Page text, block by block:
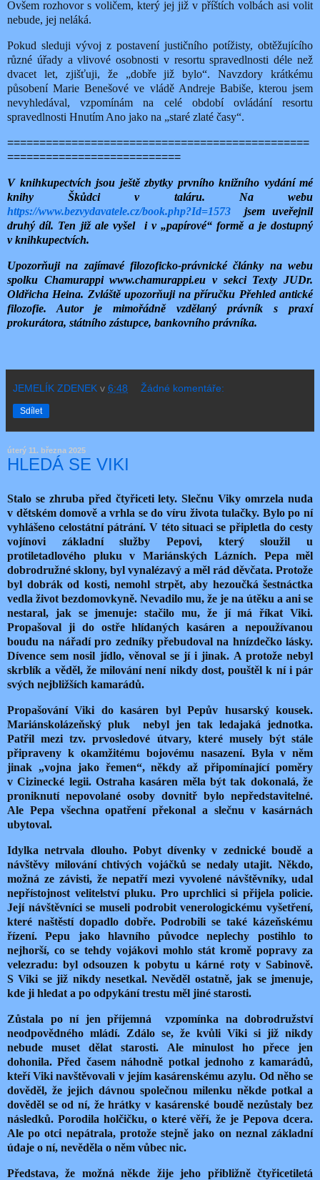
Ovšem rozhovor s voličem, který jej již v příštích volbách asi volit
nebude, jej neláká.
Pokud sleduji vývoj z postavení justičního potížisty, obtěžujícího
různé úřady a vlivové osobnosti v resortu spravedlnosti déle než
dvacet let, zjišťuji, že „dobře již bylo“. Navzdory krátkému
působení Marie Benešové ve vládě Andreje Babiše, kterou jsem
nevyhledával, vzpomínám na celé období ovládání resortu
spravedlnosti Hnutím Ano jako na „staré zlaté časy“.
===============================================
===========================
V knihkupectvích jsou ještě zbytky prvního knižního vydání mé
knihy Škůdci v taláru. Na webu
https://www.bezvydavatele.cz/book.php?Id=1573
jsem uveřejnil
druhý díl. Ten již ale vyšel
i v „papírové“ formě a je dostupný
v knihkupectvích.
Upozorňuji na zajímavé filozoficko-právnické články na webu
spolku Chamurappi www.chamurappi.eu v sekci Texty JUDr.
Oldřicha Heina. Zvláště upozorňuji na příručku Přehled antické
filozofie. Autor je mimořádně vzdělaný právník s praxí
prokurátora, státního zástupce, bankovního právníka.
JEMELÍK ZDENEK v 6:48 Žádné komentáře:
Sdílet
úterý 11. března 2025
HLEDÁ SE VIKI
Stalo se zhruba před čtyřiceti lety. Slečnu Viky omrzela nuda
v dětském domově a vrhla se do víru života tulačky. Bylo po ní
vyhlášeno celostátní pátrání. V této situaci se připletla do cesty
vojínovi základní služby Pepovi, který sloužil u
protiletadlového pluku v Mariánských Lázních. Pepa měl
dobrodružné sklony, byl vynalézavý a měl rád děvčata. Protože
byl dobrák od kosti, nemohl strpět, aby hezoučká šestnáctka
vedla život bezdomovkyně. Nevadilo mu, že je na útěku a ani se
nestaral, jak se jmenuje: stačilo mu, že jí má říkat Viki.
Propašoval ji do ostře hlídaných kasáren a nepoužívanou
boudu na nářadí pro zedníky přebudoval na hnízdečko lásky.
Dívence sem nosil jídlo, věnoval se jí i jinak. A protože nebyl
skrblík a věděl, že milování není nikdy dost, pouštěl k ní i pár
svých nejbližších kamarádů.
Propašování Viki do kasáren byl Pepův husarský kousek.
Mariánskolázeňský pluk nebyl jen tak ledajaká jednotka.
Patřil mezi tzv. prvosledové útvary, které musely být stále
připraveny k okamžitému bojovému nasazení. Byla v něm
jinak „vojna jako řemen“, někdy až připomínající poměry
v Cizinecké legii. Ostraha kasáren měla být tak dokonalá, že
proniknutí nepovolané osoby dovnitř bylo nepředstavitelné.
Ale Pepa všechna opatření překonal a slečnu v kasárnách
ubytoval.
Idylka netrvala dlouho. Pobyt dívenky v zednické boudě a
návštěvy milování chtivých vojáčků se nedaly utajit. Někdo,
možná ze závisti, že nepatří mezi vyvolené návštěvníky, udal
nepřístojnost velitelství pluku. Pro uprchlici si přijela policie.
Její návštěvníci se museli podrobit venerologickému vyšetření,
které naštěstí dopadlo dobře. Podrobili se také kázeňskému
řízení. Pepu jako hlavního původce neplechy postihlo to
nejhorší, co se tehdy vojákovi mohlo stát kromě popravy za
velezradu: byl odsouzen k pobytu u kárné roty v Sabinově.
S Viki se již nikdy nesetkal. Nevěděl ostatně, jak se jmenuje,
kde ji hledat a po odpykání trestu měl jiné starosti.
Zůstala po ní jen příjemná vzpomínka na dobrodružství
neodpovědného mládí. Zdálo se, že kvůli Viki si již nikdy
nebude muset dělat starosti. Ale minulost ho přece jen
dohonila. Před časem náhodně potkal jednoho z kamarádů,
kteří Viki navštěvovali v jejím kasárenskému azylu. Od něho se
dověděl, že jejich dávnou společnou milenku někde potkal a
dověděl se od ní, že hrátky v kasárenské boudě nezůstaly bez
následků. Porodila holčičku, o které věří, že je Pepova dcera.
Ale po otci nepátrala, protože stejnějako on neznal základní
údaje o ní, nevěděla o něm vůbec nic.
Představa, že možná někde žije jeho přibližně čtyřicetiletá